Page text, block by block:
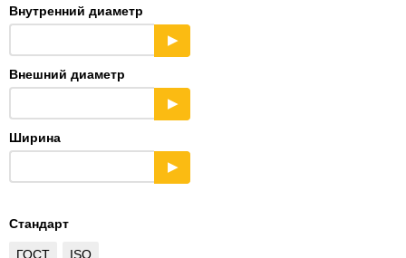
Внутренний диаметр
▶
Внешний диаметр
▶
Ширина
▶
Стандарт
ГОСТ ISO